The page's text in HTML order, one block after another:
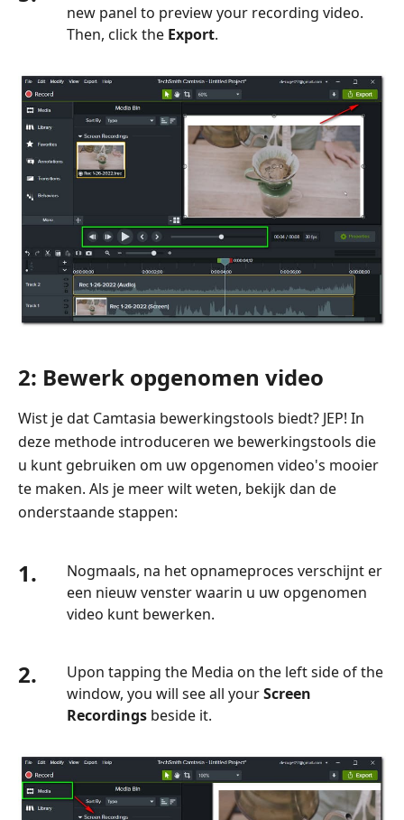
new panel to preview your recording video.
Then, click the Export.
2: Bewerk opgenomen video
Wist je dat Camtasia bewerkingstools biedt? JEP! In
deze methode introduceren we bewerkingstools die
u kunt gebruiken om uw opgenomen video's mooier
te maken. Als je meer wilt weten, bekijk dan de
onderstaande stappen:
1.
Nogmaals, na het opnameproces verschijnt er
een nieuw venster waarin u uw opgenomen
video kunt bewerken.
2.
Upon tapping the Media on the left side of the
window, you will see all yourScreen
Recordings beside it.